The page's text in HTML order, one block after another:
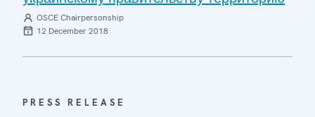
OSCE Chairpersonship
12 December 2018
PRESS RELEASE